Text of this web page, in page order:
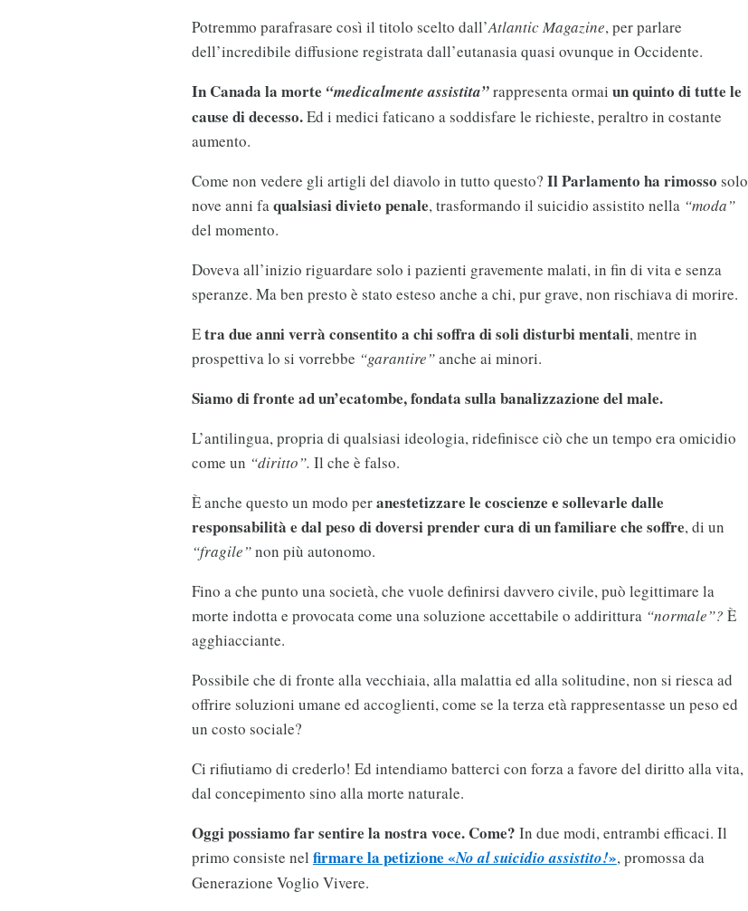
Potremmo parafrasare così il titolo scelto dall’Atlantic Magazine, per parlare
dell’incredibile diffusione registrata dall’eutanasia quasi ovunque in Occidente.
In Canada la morte “medicalmente assistita”rappresenta ormai un quinto di tutte le
cause di decesso.Ed i medici faticano a soddisfare le richieste, peraltro in costante
aumento.
Come non vedere gli artigli del diavolo in tutto questo? Il Parlamento ha rimosso solo
nove anni faqualsiasi divieto penale, trasformando il suicidio assistito nella “moda”
del momento.
Doveva all’inizio riguardare solo i pazienti gravemente malati, in fin di vita e senza
speranze. Ma ben presto è stato esteso anche a chi, pur grave, non rischiava di morire.
Etra due anni verrà consentito a chi soffra di soli disturbi mentali, mentre in
prospettiva lo si vorrebbe “garantire”anche ai minori.
Siamo di fronte ad un’ecatombe, fondata sulla banalizzazione del male.
L’antilingua, propria di qualsiasi ideologia, ridefinisce ciò che un tempo era omicidio
come un “diritto”. Il che è falso.
È anche questo un modo peranestetizzare le coscienze e sollevarle dalle
responsabilità e dal peso di doversi prender cura di un familiare che soffre, di un
“fragile”non più autonomo.
Fino a che punto una società, che vuole definirsi davvero civile, può legittimare la
morte indotta e provocata come una soluzione accettabile o addirittura “normale”? È
agghiacciante.
Possibile che di fronte alla vecchiaia, alla malattia ed alla solitudine, non si riesca ad
offrire soluzioni umane ed accoglienti, come se la terza età rappresentasse un peso ed
un costo sociale?
Ci rifiutiamo di crederlo! Ed intendiamo batterci con forza a favore del diritto alla vita,
dal concepimento sino alla morte naturale.
Oggi possiamo far sentire la nostra voce. Come? In due modi, entrambi efficaci. Il
primo consiste nel firmare la petizione «No al suicidio assistito!», promossa da
Generazione Voglio Vivere.